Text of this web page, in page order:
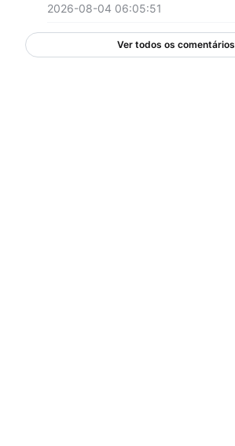
2026-08-04 06:05:51
Ver todos os comentários